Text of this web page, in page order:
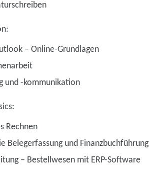
– Online-Grundlagen
und -kommunikation
Rechnen
Belegerfassung und Finanzbuchführung
– Bestellwesen mit ERP-Software